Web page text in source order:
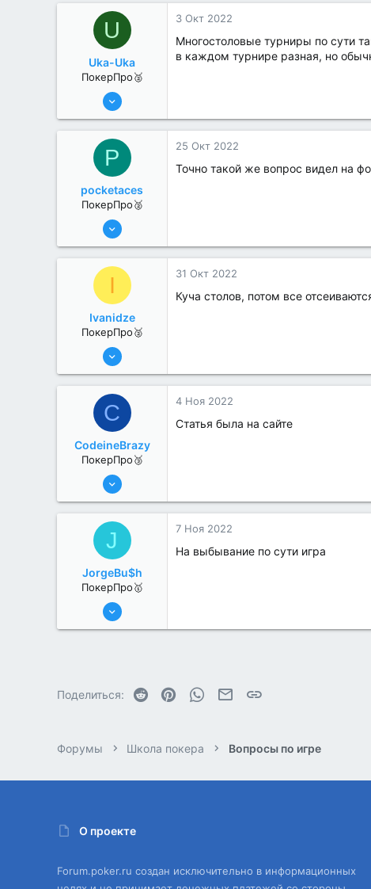
0
U
Uka-Uka
ПокерПро🥈
25 Июл 2022
1
3 Окт 2022
Многостоловые турниры по сути
в каждом турнире разная, но
P
pocketaces
ПокерПро🥈
6 Июн 2022
3
25 Окт 2022
Точно такой же вопрос видел на
I
Ivanidze
ПокерПро🥈
25 Июл 2022
0
31 Окт 2022
Куча столов, потом все
C
CodeineBrazy
ПокерПро🥉
17 Авг 2022
3
4 Ноя 2022
Статья была на сайте
J
JorgeBu$h
ПокерПро🥇
25 Июл 2022
7 Ноя 2022
На выбывание по сути игра
Поделиться: Reddit PinterestWhatsAppЭлектронная почта
Форумы Школа покера Вопросы по игре
О проекте
Forum.poker.ru создан исключительно в информационных